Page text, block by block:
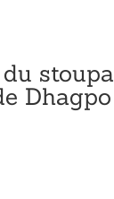
stoupa
Dhagpo